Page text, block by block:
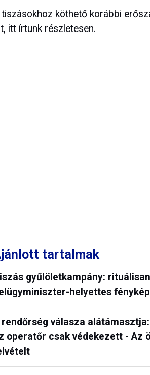
köthető korábbi
itt írtunkrészletesen.
tartalmak
gyűlöletkampány:
helyettes
rendőrség válasza
operatőr csak védekezett - Az